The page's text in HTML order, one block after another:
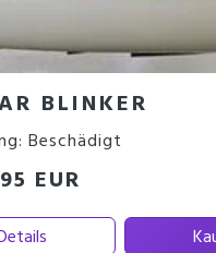
BLINKER
Beschädigt
EUR